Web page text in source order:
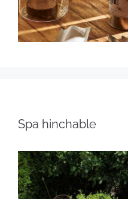
Spa hinchable